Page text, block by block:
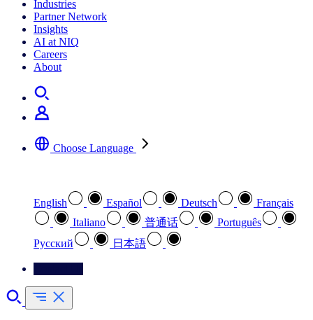
Industries
Partner Network
Insights
AI at NIQ
Careers
About
Choose Language
English Español Deutsch
Français
Italiano
普通话
Português
Pусский
日本語